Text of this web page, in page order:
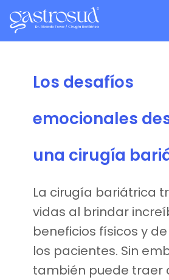
Los desafíos
emocionales
una cirugía
La cirugía bariátrica
vidas al brindar
beneficios físicos y
los pacientes. Sin
también puede traer